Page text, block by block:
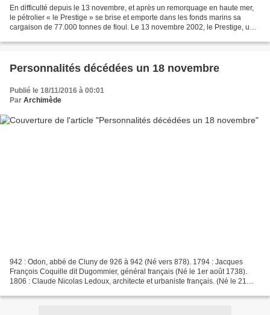
En difficulté depuis le 13 novembre, et après un remorquage en haute mer,
le pétrolier « le Prestige » se brise et emporte dans les fonds marins sa
cargaison de 77.000 tonnes de fioul. Le 13 novembre 2002, le Prestige, un
Personnalités décédées un 18 novembre
Publié le 18/11/2016 à 00:01
Par Archimède
942 : Odon, abbé de Cluny de 926 à 942 (Né vers 878). 1794 : Jacques
François Coquille dit Dugommier, général français (Né le 1er août 1738).
1806 : Claude Nicolas Ledoux, architecte et urbaniste français. (Né le 21